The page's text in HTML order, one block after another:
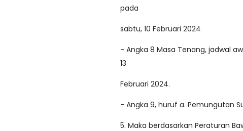
pada
sabtu, 10 Februari 2024
- Angka 8 Masa Tenang, jadwal
13
Februari 2024.
- Angka 9, huruf a. Pemungutan
5. Maka berdasarkan Peraturan